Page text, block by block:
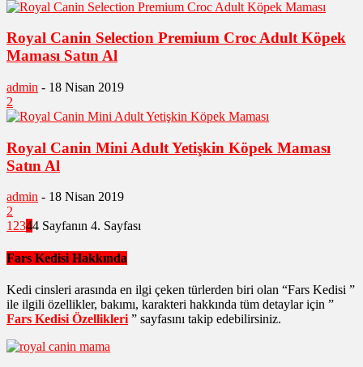
Royal Canin Selection Premium Croc Adult Köpek
Maması Satın Al
admin - 18 Nisan 2019
2
Royal Canin Mini Adult Yetişkin Köpek Maması
Satın Al
admin - 18 Nisan 2019
2
1 2344 Sayfanın 4. Sayfası
Fars Kedisi Hakkında
Kedi cinsleri arasında en ilgi çeken türlerden biri olan “Fars Kedisi ”
ile ilgili özellikler, bakımı, karakteri hakkında tüm detaylar için ”
Fars Kedisi Özellikleri ” sayfasını takip edebilirsiniz.